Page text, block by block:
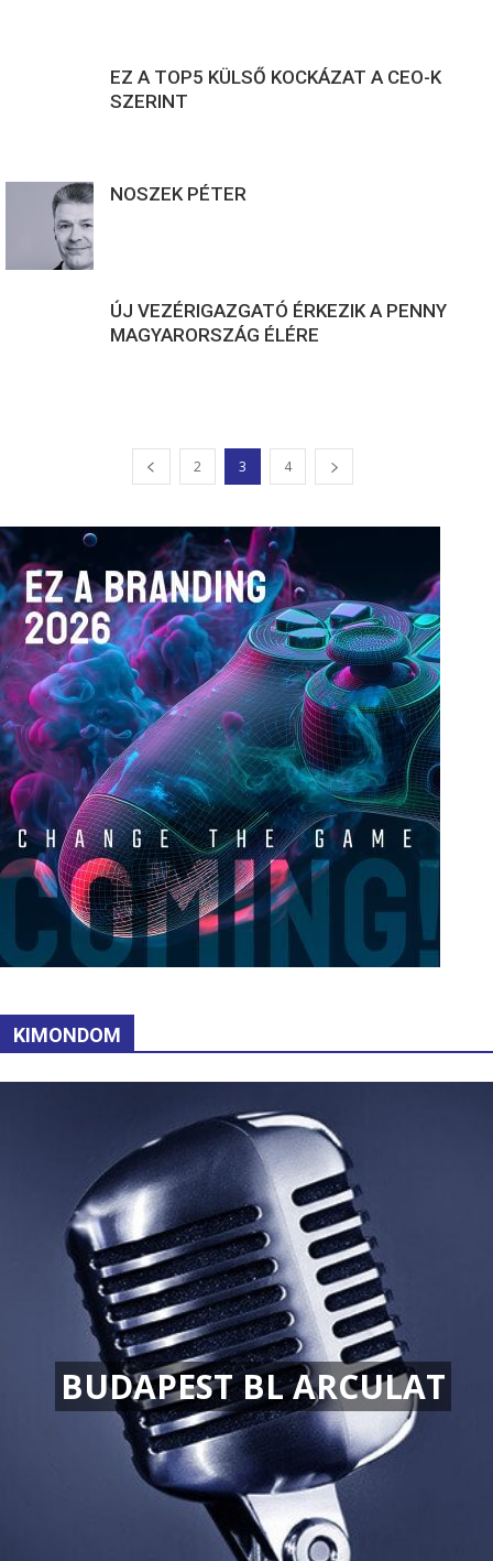
EZ A TOP5 KÜLSŐ KOCKÁZAT A CEO-K
SZERINT
NOSZEK PÉTER
ÚJ VEZÉRIGAZGATÓ ÉRKEZIK A PENNY
MAGYARORSZÁG ÉLÉRE
2 3 4
KIMONDOM
BUDAPEST BL ARCULAT